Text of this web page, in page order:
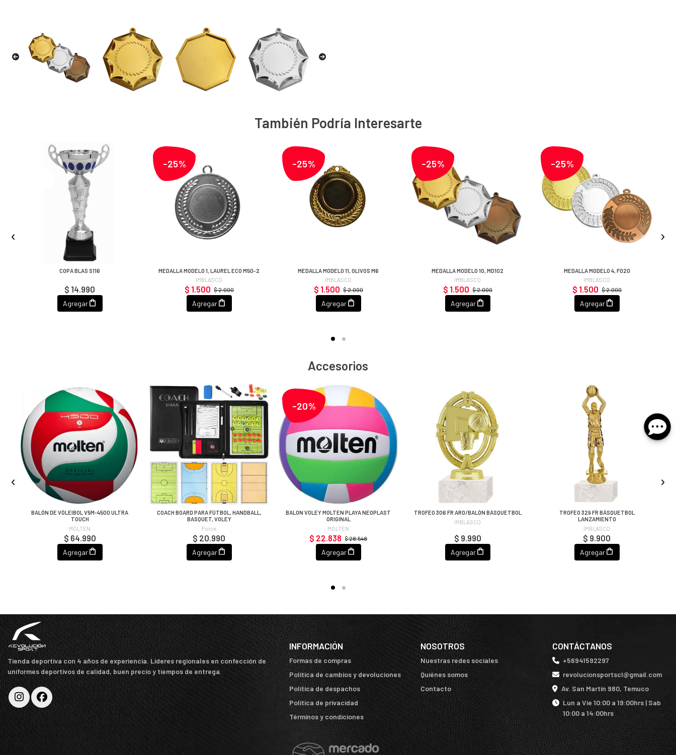
También Podría Interesarte
COPA BLAS S116
$ 14.990
Agregar
-25%
MEDALLA MODELO 1, LAUREL ECO M50-2
IMBLASCO
$ 2.000
$ 1.500
Agregar
-25%
MEDALLA MODELO 11, OLIVOS M6
IMBLASCO
$ 2.000
$ 1.500
Agregar
-25%
MEDALLA MODELO 10, MD102
IMBLASCO
$ 2.000
$ 1.500
Agregar
-25%
MEDALLA MODELO 4, F020
IMBLASCO
$ 2.000
$ 1.500
Agregar
Accesorios
BALÓN DE VÓLEIBOL V5M-4500 ULTRA
TOUCH
MOLTEN
$ 64.990
Agregar
COACH BOARD PARA FÚTBOL, HANDBALL,
BASQUET, VOLEY
Force
$ 20.990
Agregar
-20%
BALON VOLEY MOLTEN PLAYA NEOPLAST
ORIGINAL
MOLTEN
$ 28.548
$ 22.838
Agregar
TROFEO 306 FR ARO/BALÓN BÁSQUETBOL
IMBLASCO
$ 9.990
Agregar
TROFEO 329 FR BÁSQUETBOL
LANZAMIENTO
IMBLASCO
$ 9.900
Agregar
Tienda deportiva con 4 años de experiencia. Líderes regionales en confección de
uniformes deportivos de calidad, buen precio y tiempos de entrega.
INFORMACIÓN
Formas de compras
Política de cambios y devoluciones
Política de despachos
Política de privacidad
Términos y condiciones
NOSOTROS
Nuestras redes sociales
Quiénes somos
Contacto
CONTÁCTANOS
+56941592297
revolucionsportscl@gmail.com
Av. San Martín 980, Temuco
Lun a Vie 10:00 a 19:00hrs | Sab
10:00 a 14:00hrs